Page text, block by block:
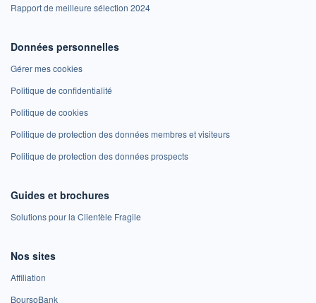
Rapport de meilleure sélection 2024
Données personnelles
Gérer mes cookies
Politique de confidentialité
Politique de cookies
Politique de protection des données membres et visiteurs
Politique de protection des données prospects
Guides et brochures
Solutions pour la Clientèle Fragile
Nos sites
Affiliation
BoursoBank